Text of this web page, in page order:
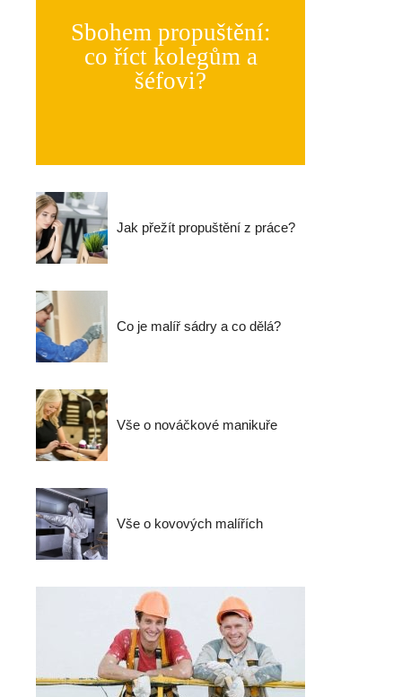
Sbohem propuštění:
co říct kolegům a
šéfovi?
Jak přežít propuštění z práce?
Co je malíř sádry a co dělá?
Vše o nováčkové manikuře
Vše o kovových malířích